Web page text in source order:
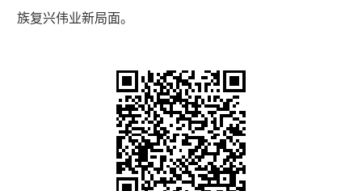
族复兴伟业新局面。